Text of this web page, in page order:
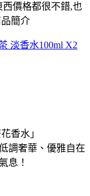
西價格都很不錯,也
簡介
淡香水100ml X2
香水」
調奢華、優雅自在
息！